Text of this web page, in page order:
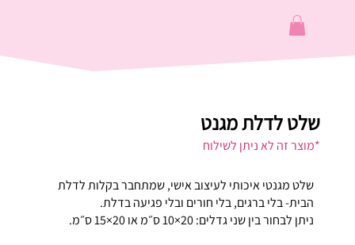
שלט לדלת מגנט
*מוצר זה לא ניתן לשילוח
שלט מגנטי איכותי לעיצוב אישי, שמתחבר בקלות לדלת
הבית- בלי ברגים, בלי חורים ובלי פגיעה בדלת.
ניתן לבחור בין שני גדלים: 20×10 ס״מ או 20×15 ס״מ.